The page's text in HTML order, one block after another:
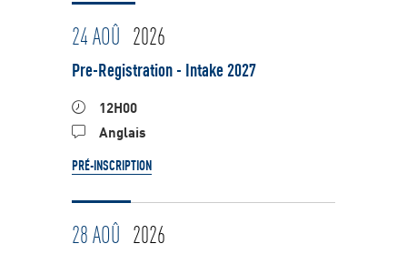
24 AOÛ 2026
Pre-Registration - Intake 2027
12H00
Anglais
PRÉ-INSCRIPTION
28 AOÛ 2026